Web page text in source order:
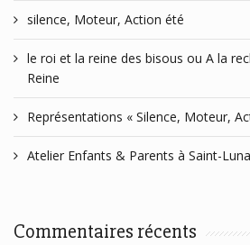
silence, Moteur, Action été
le roi et la reine des bisous ou A la
Reine
Représentations « Silence, Moteur,
Atelier Enfants & Parents à Saint-
Commentaires récents